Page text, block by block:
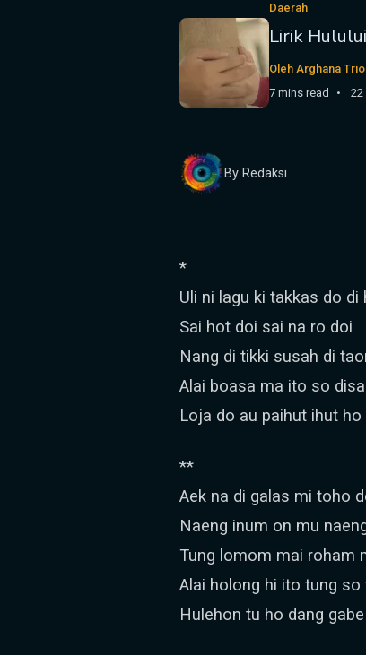
Daerah
Lirik
Oleh Arghana Trio
7 mins read
22
By Redaksi
*
Uli ni lagu ki takkas do di
Sai hot doi sai na ro doi
Nang di tikki susah di
Alai boasa ma ito so
Loja do au paihut ihut ho
**
Aek na di galas mi toho
Naeng inum on mu
Tung lomom mai roham
Alai holong hi ito tung
Hulehon tu ho dang